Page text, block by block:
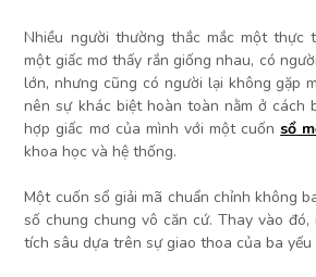
Nhiều người thường thắc mắc một thực
một giấc mơ thấy rắn giống nhau, có
lớn, nhưng cũng có người lại không gặp
nên sự khác biệt hoàn toàn nằm ở cách
hợp giấc mơ của mình với một cuốnsổ
khoa học và hệ thống.
Một cuốn sổ giải mã chuẩn chỉnh không
số chung chung vô căn cứ. Thay vào
tích sâu dựa trên sự giao thoa của ba